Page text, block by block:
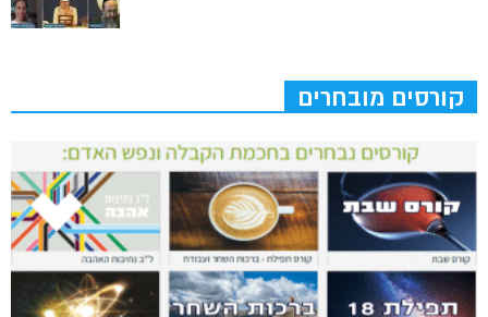
קורסים מובחרים